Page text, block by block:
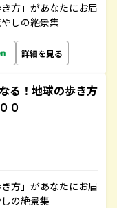
方」があなたにお届
しの絶景集
詳細を見る
る！地球の歩き方
０
方」があなたにお届
の絶景集